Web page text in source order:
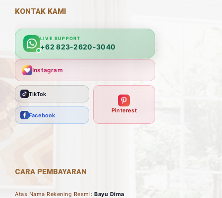
KONTAK KAMI
LIVE SUPPORT
+62 823-2620-3040
Instagram
TikTok
Facebook
Pinterest
CARA PEMBAYARAN
Atas Nama Rekening Resmi: Bayu Dima